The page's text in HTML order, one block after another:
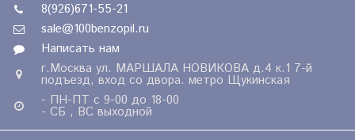
8(926)671-55-21
sale@100benzopil.ru
Написать нам
г.Москва ул. МАРШАЛА НОВИКОВА д.4 к.1 7-й
подъезд, вход со двора. метро Щукинская
- ПН-ПТ с 9-00 до 18-00
- СБ , ВС выходной